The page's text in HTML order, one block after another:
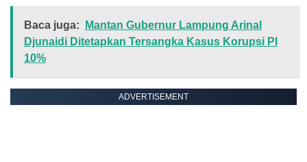
Baca juga:
Mantan Gubernur Lampung Arinal
Djunaidi Ditetapkan Tersangka Kasus Korupsi PI
10%
ADVERTISEMENT